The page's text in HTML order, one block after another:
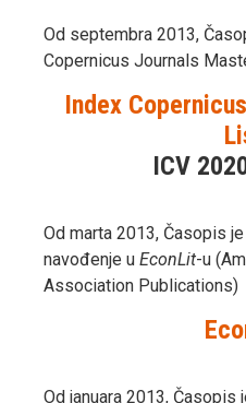
Od septembra 2013,
Copernicus Journals
Index
ICV
Od marta 2013, Časopis
navođenje u EconLit-u
Association Publications)
Od januara 2013, Časopis